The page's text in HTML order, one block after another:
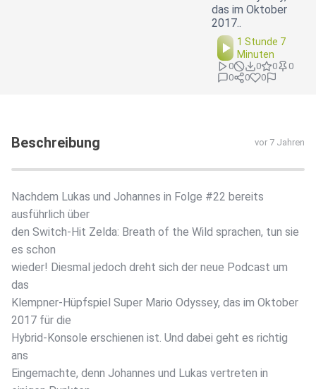
das im Oktober
2017..
1 Stunde 7
Minuten
0 0 0
0
0
0 0
Beschreibung vor 7 Jahren
Nachdem Lukas und Johannes in Folge #22 bereits
ausführlich über
den Switch-Hit Zelda: Breath of the Wild sprachen, tun sie
es schon
wieder! Diesmal jedoch dreht sich der neue Podcast um
das
Klempner-Hüpfspiel Super Mario Odyssey, das im Oktober
2017 für die
Hybrid-Konsole erschienen ist. Und dabei geht es richtig
ans
Eingemachte, denn Johannes und Lukas vertreten in